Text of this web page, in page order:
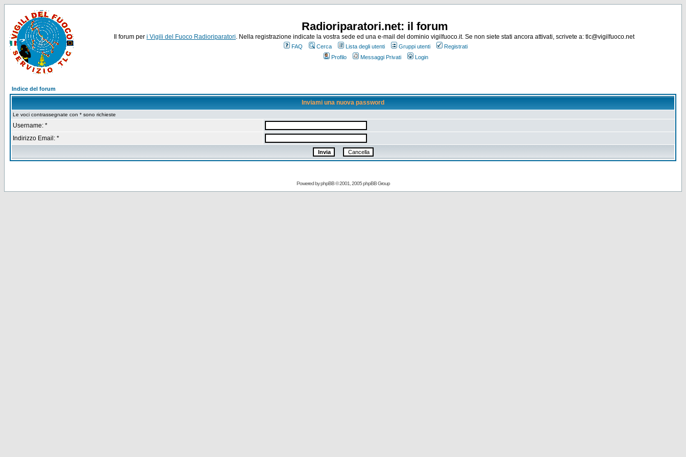
Radioriparatori.net: il forum
Il forum per i Vigili del Fuoco Radioriparatori. Nella registrazione indicate la vostra sede ed una e-mail del dominio vigilfuoco.it. Se non siete stati ancora attivati, scrivete a: tlc@vigilfuoco.net
FAQ Cerca Lista degli utenti Gruppi utenti
Registrati
Profilo
Messaggi Privati Login
Indice del forum
Inviami una nuova password
Le voci contrassegnate con * sono richieste
Username: *
Indirizzo Email: *
Powered byphpBB© 2001, 2005 phpBB Group